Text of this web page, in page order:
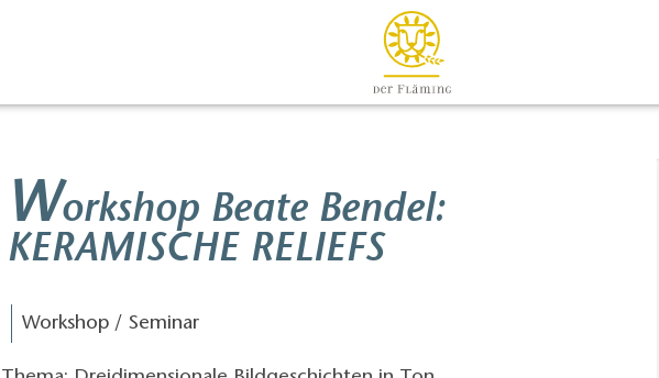
Workshop Beate Bendel:
KERAMISCHE RELIEFS
Workshop / Seminar